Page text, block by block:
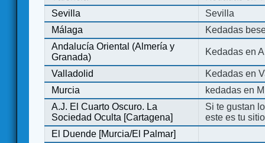
Sevilla
Sevilla
Málaga
Kedadas
Andalucía Oriental (Almería y
Granada)
Kedadas en
Valladolid
Kedadas en
Murcia
kedadas en
A.J. El Cuarto Oscuro. La
Sociedad Oculta [Cartagena]
Si te gustan
este es tu
El Duende [Murcia/El Palmar]